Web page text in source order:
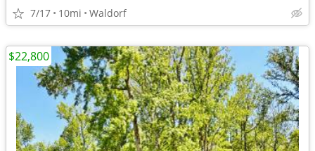
7/17 10mi Waldorf
$22,800